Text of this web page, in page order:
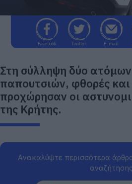
Facebook Twitter E-mail
Στη σύλληψη δύο
παπουτσιών, φθορές
προχώρησαν οι
της Κρήτης.
Ανακαλύψτε περισσότερα
αναζήτησης